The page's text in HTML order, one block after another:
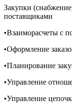
Закупки
поставщиками
•Взаиморасчеты с
•Оформление
•Планирование
•Управление
•Управление